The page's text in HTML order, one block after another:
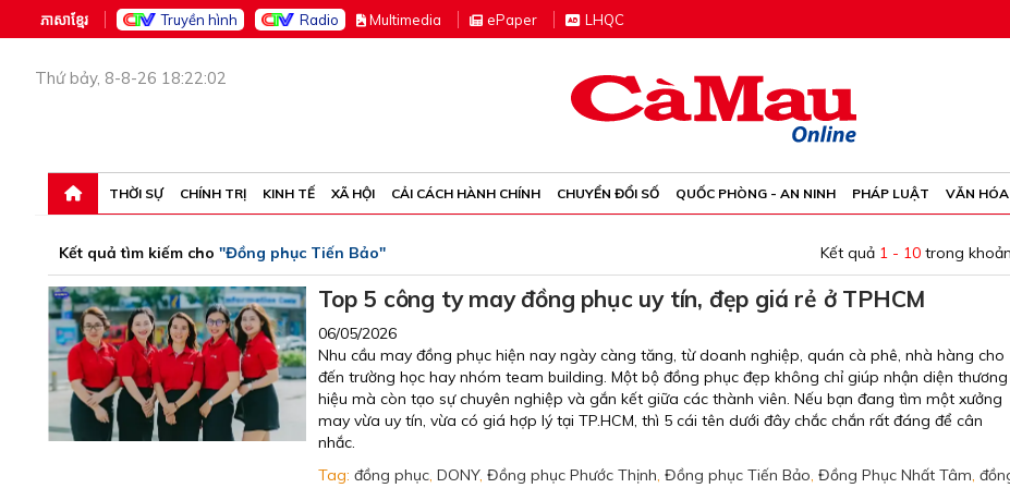
ភាសាខ្មែរ Truyền hình Radio Multimedia ePaper LHQC
Thứ bảy, 8-8-26 18:22:02
THỜI SỰ CHÍNH TRỊ KINH TẾ XÃ HỘI CẢI CÁCH HÀNH CHÍNH CHUYỂN ĐỔI SỐ QUỐC PHÒNG - AN NINH PHÁP LUẬT VĂN
Kết quả tìm kiếm cho "Đồng phục Tiến Bảo" Kết quả 1 - 10 trong
Top 5 công ty may đồng phục uy tín, đẹp giá rẻ ở TPHCM
06/05/2026
Nhu cầu may đồng phục hiện nay ngày càng tăng, từ doanh nghiệp, quán cà phê, nhà hàng cho
đến trường học hay nhóm team building. Một bộ đồng phục đẹp không chỉ giúp nhận diện thương
hiệu mà còn tạo sự chuyên nghiệp và gắn kết giữa các thành viên. Nếu bạn đang tìm một xưởng
may vừa uy tín, vừa có giá hợp lý tại TP.HCM, thì 5 cái tên dưới đây chắc chắn rất đáng để cân
nhắc.
Tag: đồng phục, DONY, Đồng phục Phước Thịnh, Đồng phục Tiến Bảo, Đồng Phục Nhất Tâm,